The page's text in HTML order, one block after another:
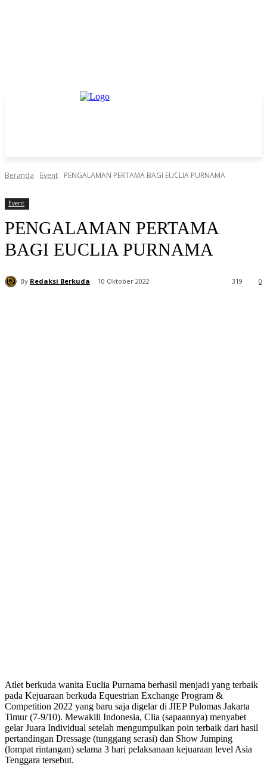
Beranda Event PENGALAMAN PERTAMA BAGI EUCLIA PURNAMA
Event
PENGALAMAN PERTAMA
BAGI EUCLIA PURNAMA
By Redaksi Berkuda 10 Oktober 2022 0
319
Atlet berkuda wanita Euclia Purnama berhasil menjadi yang terbaik
pada Kejuaraan berkuda Equestrian Exchange Program &
Competition 2022 yang baru saja digelar di JIEP Pulomas Jakarta
Timur (7-9/10). Mewakili Indonesia, Clia (sapaannya) menyabet
gelar Juara Individual setelah mengumpulkan poin terbaik dari hasil
pertandingan Dressage (tunggang serasi) dan Show Jumping
(lompat rintangan) selama 3 hari pelaksanaan kejuaraan level Asia
Tenggara tersebut.